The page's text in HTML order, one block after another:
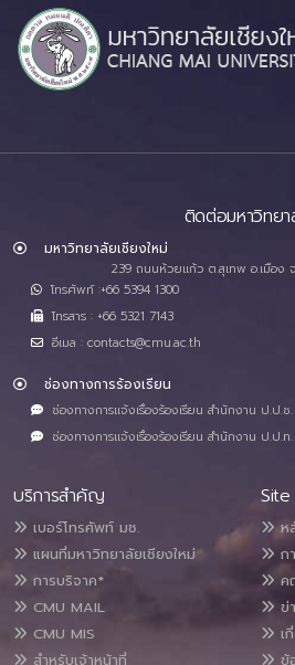
ติดต่อมหาวิทย
มหาวิทยาลัยเชียงใหม่
239 ถนนห้วยแก้ว ต.สุเทพ อ.เมือง
โทรศัพท์ :+66 5394 1300
โทรสาร : +66 5321 7143
อีเมล : contacts@cmu.ac.th
ช่องทางการร้องเรียน
ช่องทางการแจ้งเรื่องร้องเรียน สำนักงาน ป.ป.ช.
ช่องทางการแจ้งเรื่องร้องเรียน สำนักงาน ป.ป.ท.
บริการสำคัญ
เบอร์โทรศัพท์ มช.
แผนที่มหาวิทยาลัยเชียงใหม่
การบริจาค*
CMU MAIL
CMU MIS
สำหรับเจ้าหน้าที่
ห
ก
ค
ข่
เ
ข้